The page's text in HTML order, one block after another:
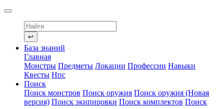
↩
База знаний
Главная
Монстры Предметы Локации Профессии Навыки
Квесты Нпс
Поиск
Поиск монстров Поиск оружия Поиск оружия (Новая
версия) Поиск экипировки Поиск комплектов Поиск